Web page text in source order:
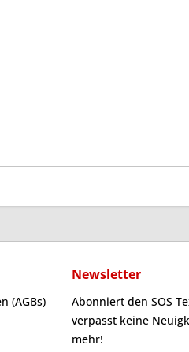
(AGBs)
Newsletter
Abonniert den SOS
verpasst keine
mehr!